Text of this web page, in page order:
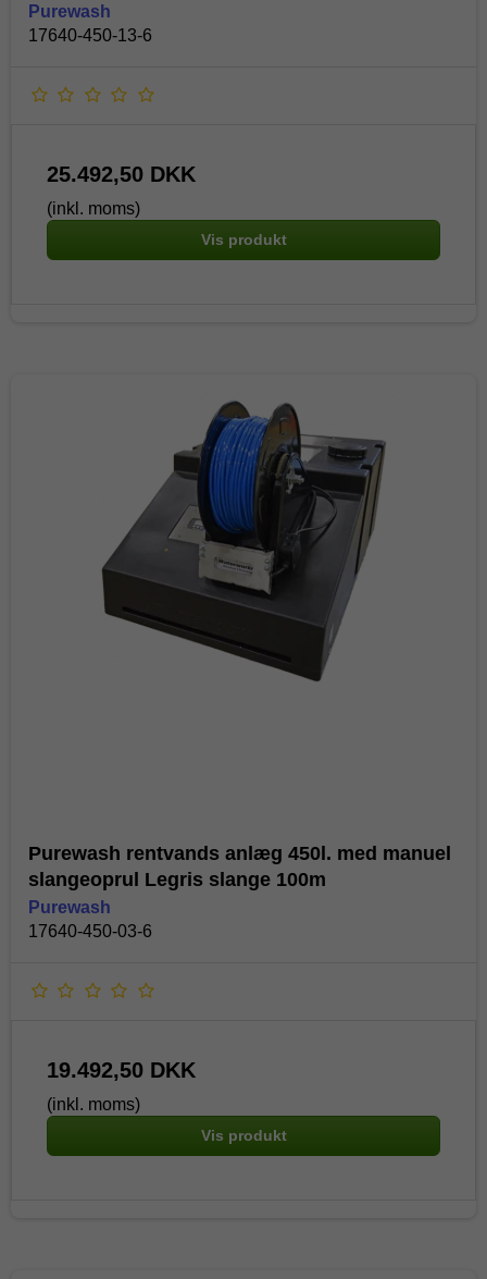
Purewash
17640-450-13-6
25.492,50 DKK
(inkl. moms)
Vis produkt
Purewash rentvands anlæg 450l. med manuel
slangeoprul Legris slange 100m
Purewash
17640-450-03-6
19.492,50 DKK
(inkl. moms)
Vis produkt